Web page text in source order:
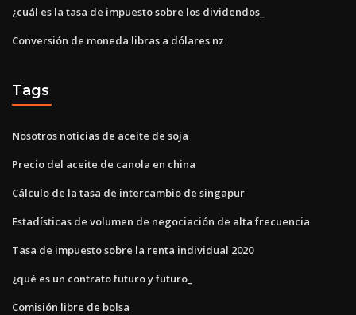
¿cuál es la tasa de impuesto sobre los dividendos_
Conversión de moneda libras a dólares nz
Tags
Nosotros noticias de aceite de soja
Precio del aceite de canola en china
Cálculo de la tasa de intercambio de singapur
Estadísticas de volumen de negociación de alta frecuencia
Tasa de impuesto sobre la renta individual 2020
¿qué es un contrato futuro y futuro_
Comisión libre de bolsa